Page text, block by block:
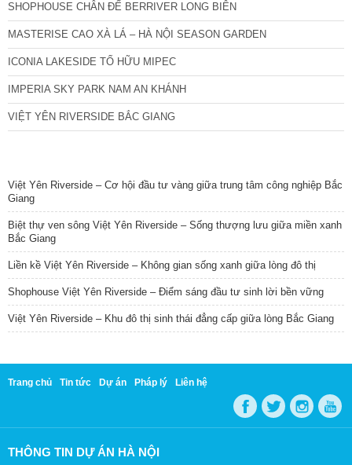
SHOPHOUSE CHÂN ĐẾ BERRIVER LONG BIÊN
MASTERISE CAO XÀ LÁ – HÀ NỘI SEASON GARDEN
ICONIA LAKESIDE TỐ HỮU MIPEC
IMPERIA SKY PARK NAM AN KHÁNH
VIỆT YÊN RIVERSIDE BẮC GIANG
Việt Yên Riverside – Cơ hội đầu tư vàng giữa trung tâm công nghiệp Bắc
Giang
Biệt thự ven sông Việt Yên Riverside – Sống thượng lưu giữa miền xanh
Bắc Giang
Liền kề Việt Yên Riverside – Không gian sống xanh giữa lòng đô thị
Shophouse Việt Yên Riverside – Điểm sáng đầu tư sinh lời bền vững
Việt Yên Riverside – Khu đô thị sinh thái đẳng cấp giữa lòng Bắc Giang
Trang chủ Tin tức Dự án Pháp lý Liên hệ
THÔNG TIN DỰ ÁN HÀ NỘI